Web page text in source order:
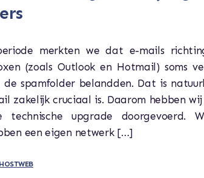
merkten we dat e-mails
(zoals Outlook en Hotmail) soms
spamfolder belandden. Dat is
zakelijk cruciaal is. Daarom hebben wij
technische upgrade doorgevoerd.
een eigen netwerk […]
HOSTWEB